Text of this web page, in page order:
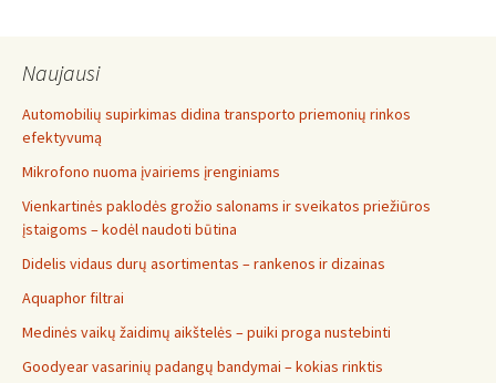
Naujausi
Automobilių supirkimas didina transporto priemonių rinkos
efektyvumą
Mikrofono nuoma įvairiems įrenginiams
Vienkartinės paklodės grožio salonams ir sveikatos priežiūros
įstaigoms – kodėl naudoti būtina
Didelis vidaus durų asortimentas – rankenos ir dizainas
Aquaphor filtrai
Medinės vaikų žaidimų aikštelės – puiki proga nustebinti
Goodyear vasarinių padangų bandymai – kokias rinktis